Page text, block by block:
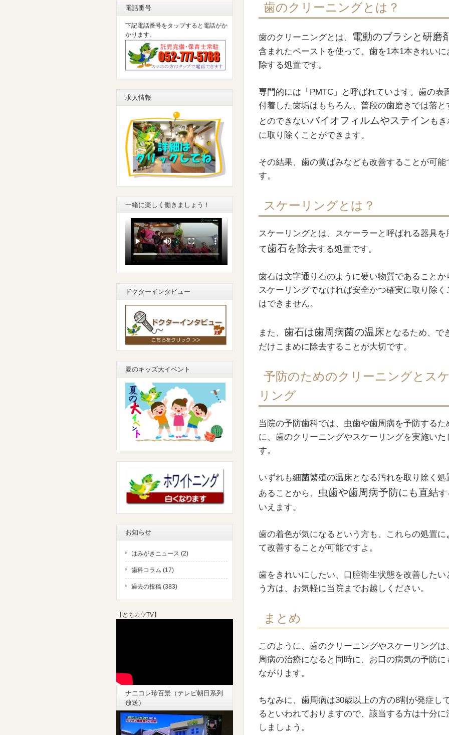
歯のクリーニングとは？
歯のクリーニングとは、 電動のブラシと研磨
含まれたペーストを使って、歯を1本1本きれいに
除する処置です。
専門的には「PMTC」と呼ばれています。歯の表
付着した歯垢はもちろん、普段の歯磨きでは落と
とのできないバイオフィルムやステイン も
に取り除くことができます。
その結果、歯の黄ばみなども改善することが可能
す。
スケーリングとは？
スケーリングとは、スケーラーと呼ばれる器具を
て歯石を除去する処置です。
歯石は文字通り石のように硬い物質であることか
スケーリングでなければ安全かつ確実に取り除く
はできません。
また、 歯石は歯周病菌の温床 となるため、で
だけこまめに除去することが大切です。
予防のためのクリーニングとス
リング
当院の予防歯科では、虫歯や歯周病を予防するた
に、歯のクリーニングやスケーリングを実施いた
す。
いずれも細菌繁殖の温床となる汚れを取り除く処
あることから、
虫歯や歯周病予防にも直結す
いえます。
歯の着色が気になるという方も、これらの処置に
て改善することが可能ですよ。
歯をきれいにしたい、口腔衛生状態を改善したい
う方は、お気軽に当院までお越しください。
まとめ
このように、歯のクリーニングやスケーリングは
周病の治療になると同時に、お口の病気の予防に
ながります。
ちなみに、歯周病は30歳以上の方の8割が発症し
るといわれておりますので、該当する方は十分に
しましょう。
電話番号
下記電話番号をタップすると電話がか
かります。
求人情報
一緒に楽しく働きましょう！
ドクターインタビュー
夏のキッズ大イベント
お知らせ
はみがきニュース (2)
歯科コラム (17)
過去の投稿 (383)
【 とちカツTV】
ナニコレ珍百景（テレビ朝日系列
放送）